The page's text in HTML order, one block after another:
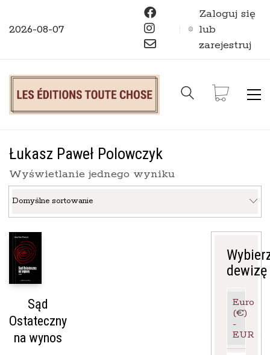
2026-08-07
Zaloguj się
lub
zarejestruj
Łukasz Paweł Polowczyk
Wyświetlanie jednego wyniku
Domyślne sortowanie
Sąd
Ostateczny
na wynos
dewizę
Euro
(€)
-
EUR